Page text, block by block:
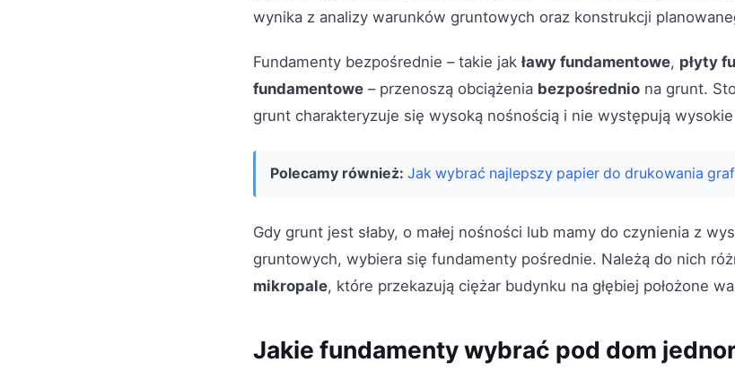
wynika z analizy warunków gruntowych oraz konstrukcji
Fundamenty bezpośrednie – takie jakławy fundamentowe, płyty
fundamentowe – przenoszą obciążenia bezpośrednio na grunt.
grunt charakteryzuje się wysoką nośnością i nie występują
Polecamy również: Jak wybrać najlepszy papier do drukowania
Gdy grunt jest słaby, o małej nośności lub mamy do czynienia z
gruntowych, wybiera się fundamenty pośrednie. Należą do nich
mikropale, które przekazują ciężar budynku na głębiej położone
Jakie fundamenty wybrać pod dom